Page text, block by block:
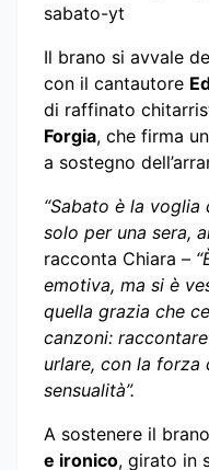
sabato-yt
Il brano si avvale
con il cantautore
di raffinato
Forgia, che firma
a sostegno
“Sabato è la voglia
solo per una sera,
racconta Chiara –
emotiva, ma si è
quella grazia che
canzoni:
urlare, con la forza
sensualità”.
A sostenere il
e ironico, girato in